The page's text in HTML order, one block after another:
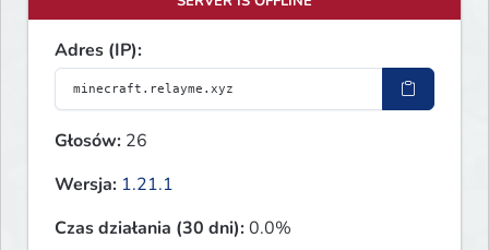
Adres (IP):
Głosów: 26
Wersja: 1.21.1
Czas działania (30 dni):0.0%